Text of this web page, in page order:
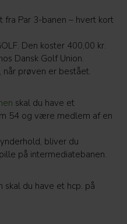
fra Par 3-banen – hvert kort
Den koster 400,00 kr.
Dansk Golf Union.
når prøven er bestået.
skal du have et
54 og være medlem af en
bliver du
på intermediatebanen.
skal du have et hcp. på